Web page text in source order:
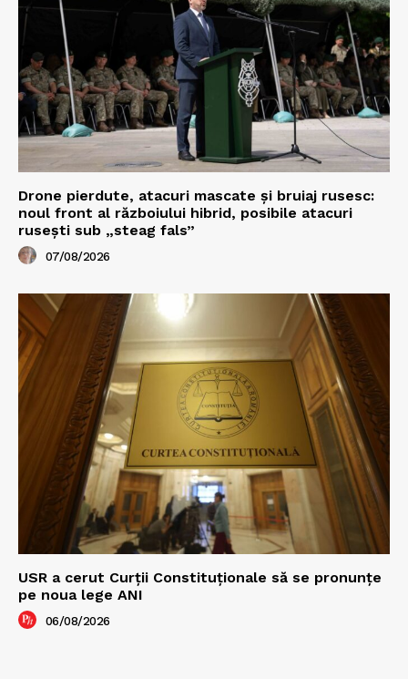
Drone pierdute, atacuri mascate și bruiaj rusesc:
noul front al războiului hibrid, posibile atacuri
rusești sub „steag fals”
07/08/2026
USR a cerut Curții Constituționale să se pronunțe
pe noua lege ANI
06/08/2026